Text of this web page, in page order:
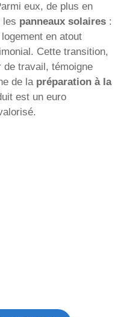
eux, de plus en
les panneaux solaires :
en atout
Cette transition,
de travail, témoigne
de la préparation à la
est un euro